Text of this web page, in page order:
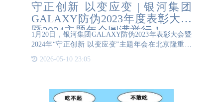
守正创新 以变应变 | 银河集团
GALAXY防伪2023年度表彰大会
暨2024主题年会圆满举行！
1月20日，银河集团GALAXY防伪2023年表彰大会暨
2024年“守正创新 以变应变”主题年会在北京隆重开
幕。王总携全体员工，与政府及行业协会领导、商会
代表、部分在京客户代表等齐聚一堂，共同奏响2024
2026-05-10 23:05